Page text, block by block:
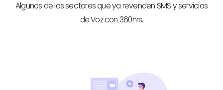
Algunos de los sectores que ya revenden SMS y servicios
de Voz con 360nrs.